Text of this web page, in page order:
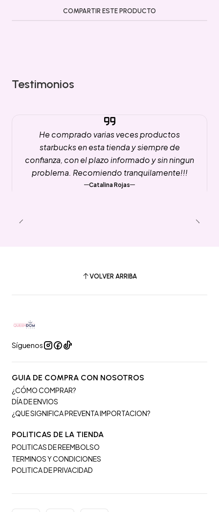
COMPARTIR ESTE PRODUCTO
Testimonios
He comprado varias veces productos
starbucks en esta tienda y siempre de
confianza, con el plazo informado y sin ningun
problema. Recomiendo tranquilamente!!!
Catalina Rojas
VOLVER ARRIBA
Síguenos
GUIA DE COMPRA CON NOSOTROS
¿CÓMO COMPRAR?
DÍA DE ENVIOS
¿QUE SIGNIFICA PREVENTA IMPORTACION?
POLITICAS DE LA TIENDA
POLITICAS DE REEMBOLSO
TERMINOS Y CONDICIONES
POLITICA DE PRIVACIDAD